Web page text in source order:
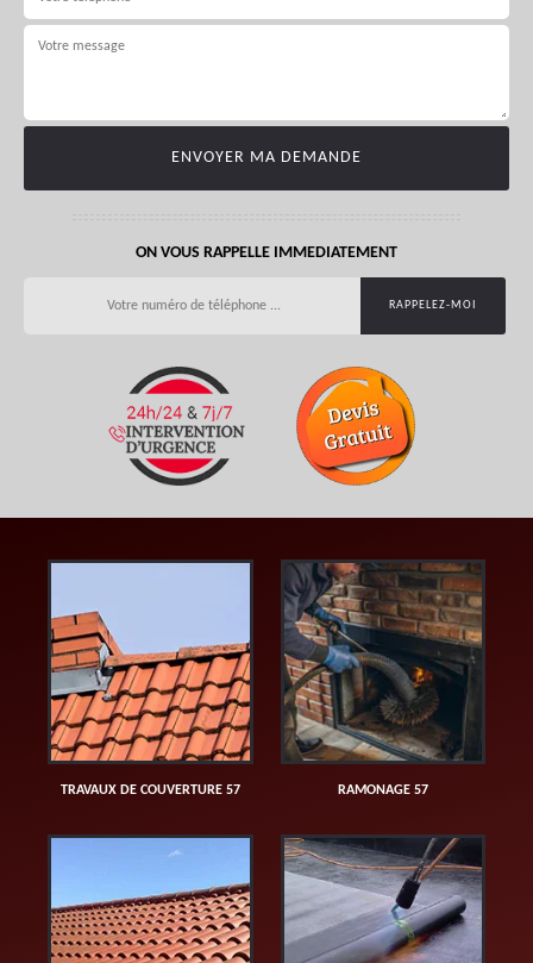
ON VOUS RAPPELLE IMMEDIATEMENT
TRAVAUX DE COUVERTURE 57 RAMONAGE 57